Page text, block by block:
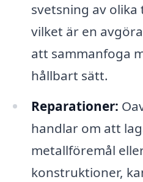
svetsning av olika
vilket är en
att sammanfoga
hållbart sätt.
Reparationer:
handlar om att
metallföremål
konstruktioner,